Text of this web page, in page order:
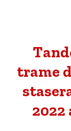
trame
2022